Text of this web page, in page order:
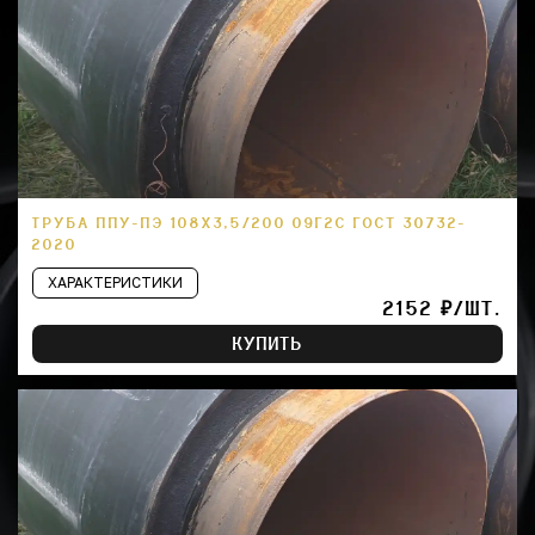
ТРУБА ППУ-ПЭ 108Х3,5/200 09Г2С ГОСТ 30732-
2020
ХАРАКТЕРИСТИКИ
2152 ₽/ШТ.
КУПИТЬ